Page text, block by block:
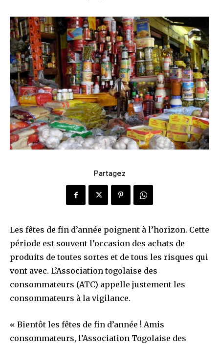
Partagez
Les fêtes de fin d’année poignent à l’horizon. Cette
période est souvent l’occasion des achats de
produits de toutes sortes et de tous les risques qui
vont avec. L’Association togolaise des
consommateurs (ATC) appelle justement les
consommateurs à la vigilance.
« Bientôt les fêtes de fin d’année ! Amis
consommateurs, l’Association Togolaise des